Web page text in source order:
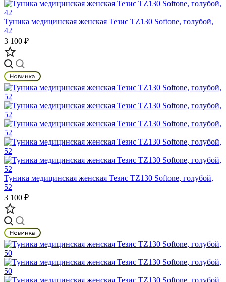
Туника медицинская женская Тезис TZ130 Softone, голубой,
42
3 100 ₽
Туника медицинская женская Тезис TZ130 Softone, голубой,
52
3 100 ₽